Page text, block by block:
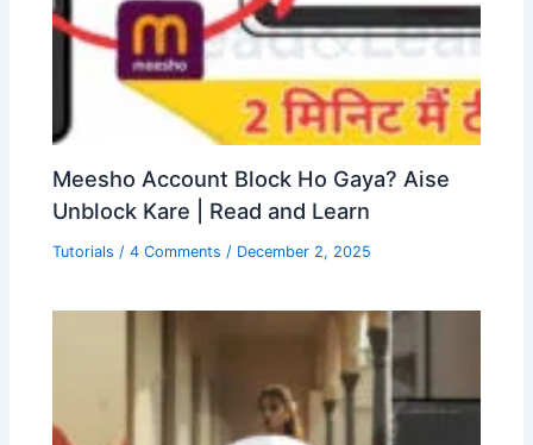
Meesho Account Block Ho Gaya? Aise
Unblock Kare | Read and Learn
Tutorials /4 Comments / December 2, 2025